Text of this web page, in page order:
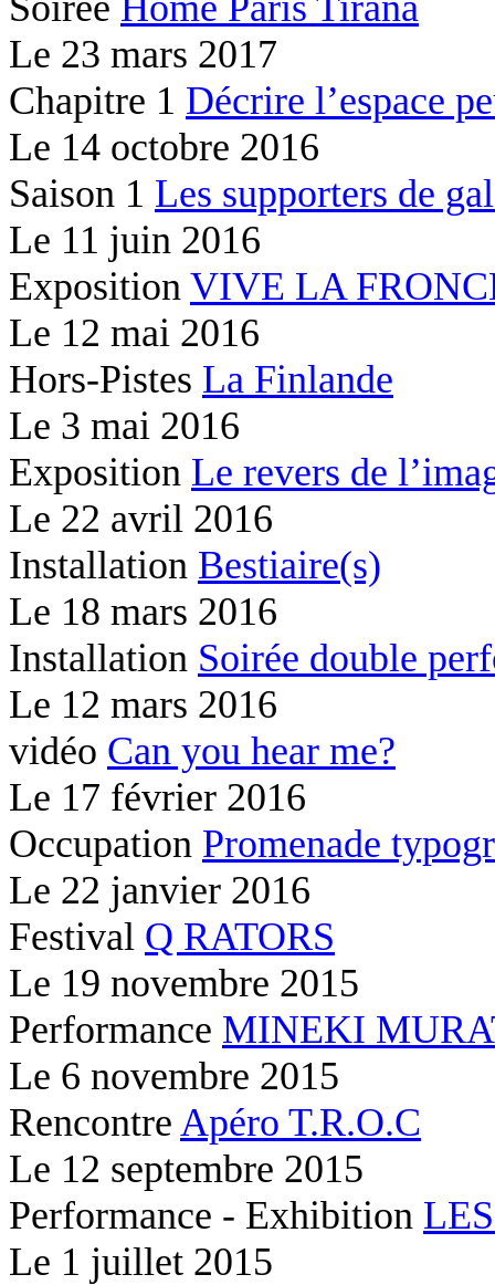
Le 23 mars 2017
Chapitre 1 Décrire l’espace
Le 14 octobre 2016
Saison 1 Les supporters de
Le 11 juin 2016
Exposition VIVE LA
Le 12 mai 2016
Hors-Pistes La Finlande
Le 3 mai 2016
Exposition Le revers de
Le 22 avril 2016
Installation Bestiaire(s)
Le 18 mars 2016
Installation Soirée double
Le 12 mars 2016
vidéo Can you hear me?
Le 17 février 2016
Occupation Promenade
Le 22 janvier 2016
Festival Q RATORS
Le 19 novembre 2015
Performance MINEKI
Le 6 novembre 2015
Rencontre Apéro T.R.O.C
Le 12 septembre 2015
Performance - Exhibition
Le 1 juillet 2015